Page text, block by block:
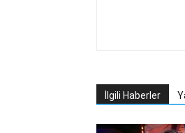
İlgili Haberler